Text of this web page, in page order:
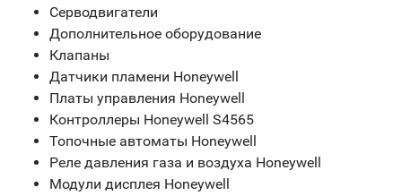
Серводвигатели
Дополнительное оборудование
Клапаны
Датчики пламени Honeywell
Платы управления Honeywell
Контроллеры Honeywell S4565
Топочные автоматы Honeywell
Реле давления газа и воздуха Honeywell
Модули дисплея Honeywell